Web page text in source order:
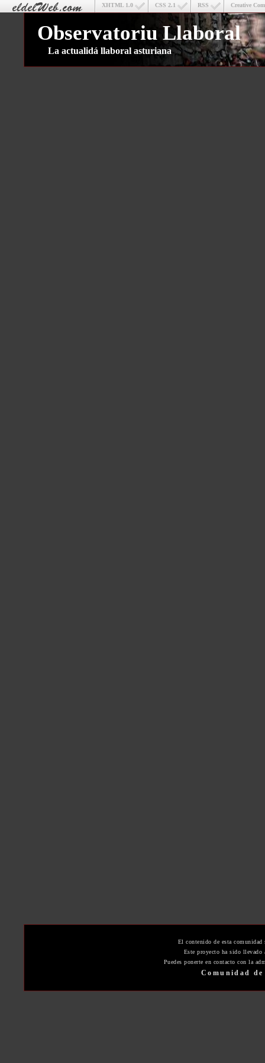
Creative
RSS
CSS 2.1
XHTML 1.0
Observatoriu Llaboral
La actualidá llaboral asturiana
El contenido de esta
Este proyecto ha sido
Puedes ponerte en contacto con la
Comunidad